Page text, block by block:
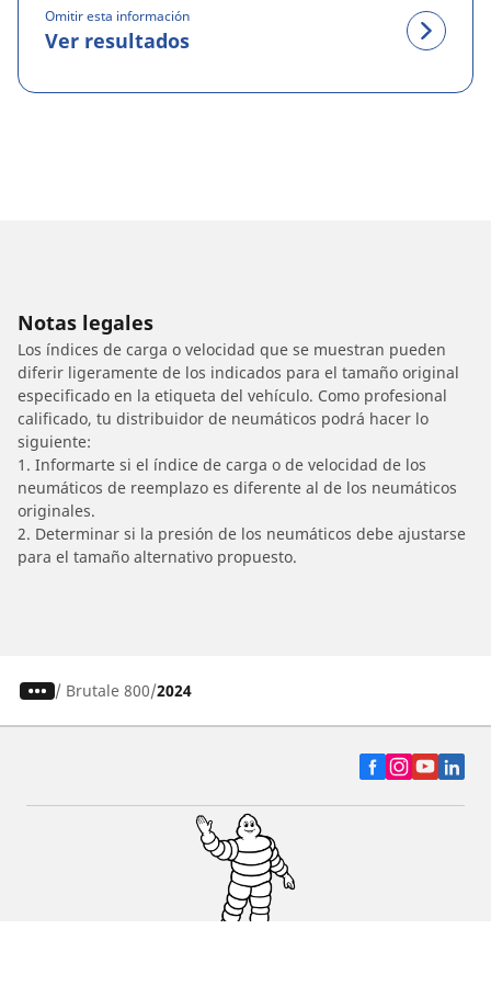
Omitir esta información
Ver resultados
Notas legales
Los índices de carga o velocidad que se muestran pueden
diferir ligeramente de los indicados para el tamaño original
especificado en la etiqueta del vehículo. Como profesional
calificado, tu distribuidor de neumáticos podrá hacer lo
siguiente:
1. Informarte si el índice de carga o de velocidad de los
neumáticos de reemplazo es diferente al de los neumáticos
originales.
2. Determinar si la presión de los neumáticos debe ajustarse
para el tamaño alternativo propuesto.
/ Brutale 800 2024